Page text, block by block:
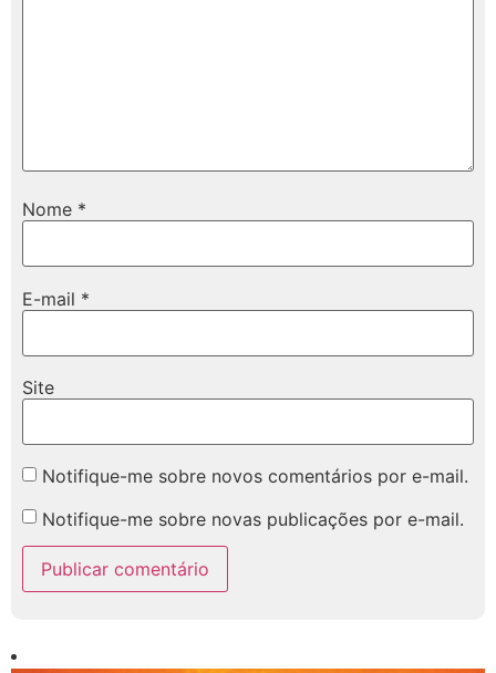
Nome *
E-mail *
Site
Notifique-me sobre novos comentários por e-mail.
Notifique-me sobre novas publicações por e-mail.